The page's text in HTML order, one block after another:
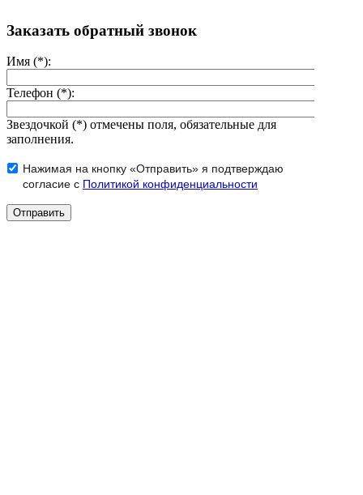
Заказать обратный звонок
Имя (*):
Телефон (*):
Звездочкой (*) отмечены поля, обязательные для
заполнения.
Нажимая на кнопку «Отправить» я подтверждаю
согласие с Политикой конфиденциальности